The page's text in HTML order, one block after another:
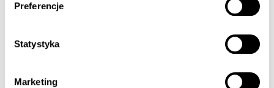
Preferencje
Statystyka
Marketing
Michael Schuster
Jak zawsze świetna obsługa i dobre ceny.
Zobacz w Google